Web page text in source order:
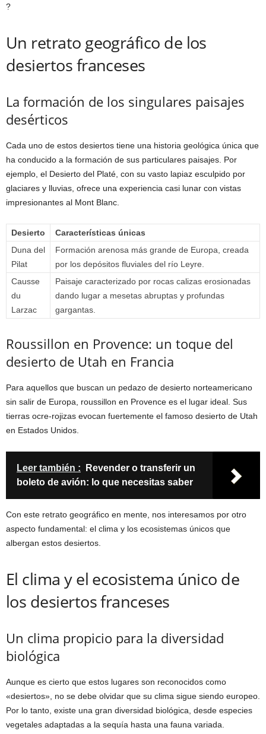
?
Un retrato geográfico de los
desiertos franceses
La formación de los singulares paisajes
desérticos
Cada uno de estos desiertos tiene una historia geológica única que
ha conducido a la formación de sus particulares paisajes. Por
ejemplo, el Desierto del Platé, con su vasto lapiaz esculpido por
glaciares y lluvias, ofrece una experiencia casi lunar con vistas
impresionantes al Mont Blanc.
Desierto
Características únicas
Duna del
Pilat
Formación arenosa más grande de Europa, creada
por los depósitos fluviales del río Leyre.
Causse
du
Larzac
Paisaje caracterizado por rocas calizas erosionadas
dando lugar a mesetas abruptas y profundas
gargantas.
Roussillon en Provence: un toque del
desierto de Utah en Francia
Para aquellos que buscan un pedazo de desierto norteamericano
sin salir de Europa, roussillon en Provence es el lugar ideal. Sus
tierras ocre-rojizas evocan fuertemente el famoso desierto de Utah
en Estados Unidos.
Leer también :
Revender o transferir un
boleto de avión: lo que necesitas saber
Con este retrato geográfico en mente, nos interesamos por otro
aspecto fundamental: el clima y los ecosistemas únicos que
albergan estos desiertos.
El clima y el ecosistema único de
los desiertos franceses
Un clima propicio para la diversidad
biológica
Aunque es cierto que estos lugares son reconocidos como
«desiertos», no se debe olvidar que su clima sigue siendo europeo.
Por lo tanto, existe una gran diversidad biológica, desde especies
vegetales adaptadas a la sequía hasta una fauna variada.